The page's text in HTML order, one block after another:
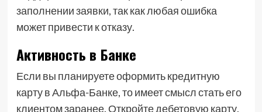
заполнении заявки, так как любая ошибка
может привести к отказу.
Активность в Банке
Если вы планируете оформить кредитную
карту в Альфа-Банке, то имеет смысл стать его
клиентом заранее. Откройте дебетовую карту,